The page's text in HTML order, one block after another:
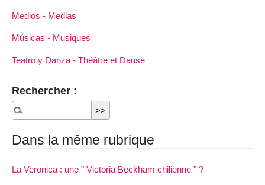
Medios - Medias
Músicas - Musiques
Teatro y Danza - Théâtre et Danse
Rechercher :
Dans la même rubrique
La Veronica : une " Victoria Beckham chilienne " ?